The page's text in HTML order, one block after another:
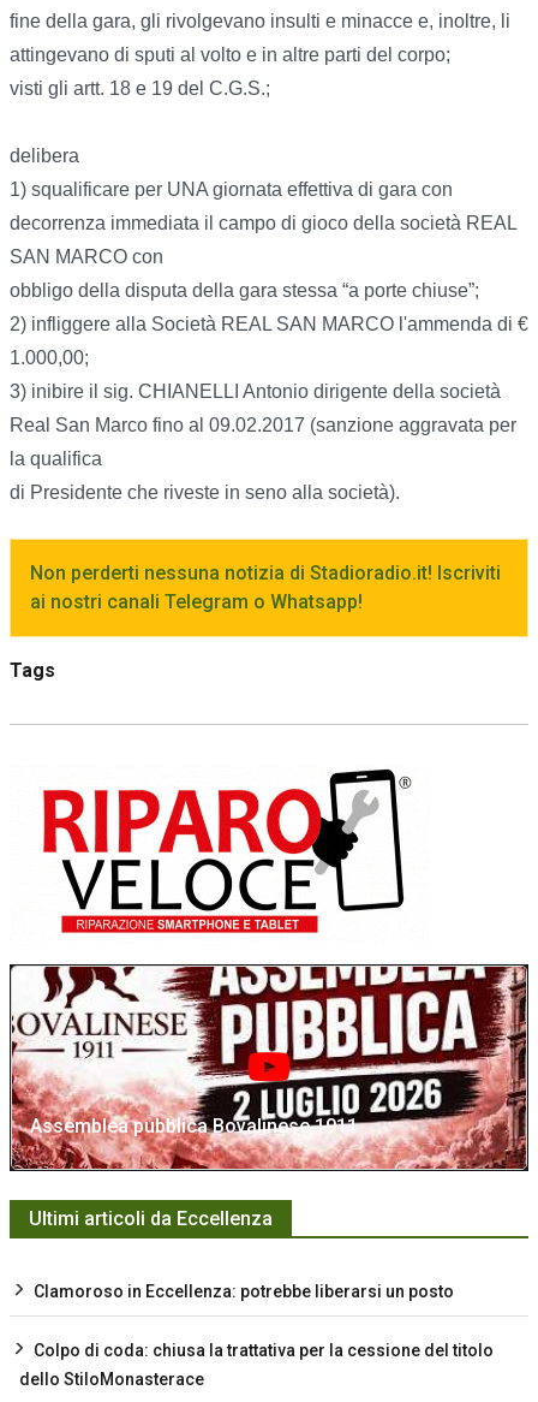
fine della gara, gli rivolgevano insulti e minacce e, inoltre, li
attingevano di sputi al volto e in altre parti del corpo;
visti gli artt. 18 e 19 del C.G.S.;
delibera
1) squalificare per UNA giornata effettiva di gara con
decorrenza immediata il campo di gioco della società REAL
SAN MARCO con
obbligo della disputa della gara stessa “a porte chiuse”;
2) infliggere alla Società REAL SAN MARCO l'ammenda di €
1.000,00;
3) inibire il sig. CHIANELLI Antonio dirigente della società
Real San Marco fino al 09.02.2017 (sanzione aggravata per
la qualifica
di Presidente che riveste in seno alla società).
Non perderti nessuna notizia di Stadioradio.it! Iscriviti
ai nostri canali Telegram o Whatsapp!
Tags
Assemblea pubblica Bovalinese 1911
Ultimi articoli da Eccellenza
Clamoroso in Eccellenza: potrebbe liberarsi un posto
Colpo di coda: chiusa la trattativa per la cessione del titolo
dello StiloMonasterace